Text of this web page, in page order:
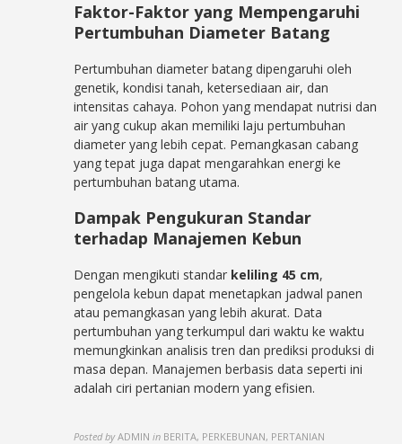
Faktor-Faktor yang Mempengaruhi
Pertumbuhan Diameter Batang
Pertumbuhan diameter batang dipengaruhi oleh
genetik, kondisi tanah, ketersediaan air, dan
intensitas cahaya. Pohon yang mendapat nutrisi dan
air yang cukup akan memiliki laju pertumbuhan
diameter yang lebih cepat. Pemangkasan cabang
yang tepat juga dapat mengarahkan energi ke
pertumbuhan batang utama.
Dampak Pengukuran Standar
terhadap Manajemen Kebun
Dengan mengikuti standar keliling 45 cm,
pengelola kebun dapat menetapkan jadwal panen
atau pemangkasan yang lebih akurat. Data
pertumbuhan yang terkumpul dari waktu ke waktu
memungkinkan analisis tren dan prediksi produksi di
masa depan. Manajemen berbasis data seperti ini
adalah ciri pertanian modern yang efisien.
Posted by ADMIN in BERITA, PERKEBUNAN, PERTANIAN